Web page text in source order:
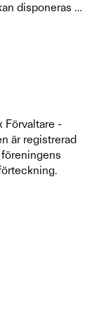
disponeras …
Förvaltare -
är registrerad